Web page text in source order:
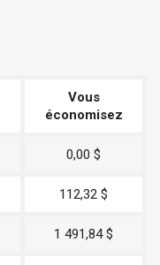
Vous
économisez
0,00 $
112,32 $
1 491,84 $